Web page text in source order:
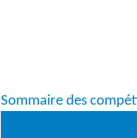
Sommaire des